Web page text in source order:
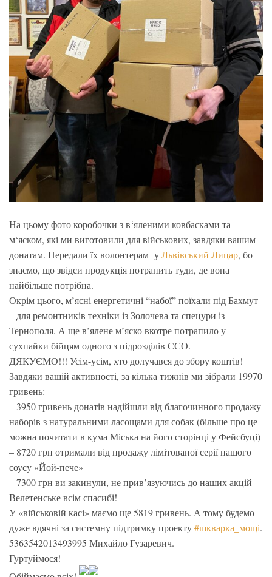
На цьому фото коробочки з в‘яленими ковбасками та
м‘яском, які ми виготовили для військових, завдяки вашим
донатам. Передали їх волонтерам уЛьвівський Лицар, бо
знаємо, що звідси продукція потрапить туди, де вона
найбільше потрібна.
Окрім цього, м’ясні енергетичні “набої” поїхали під Бахмут
– для ремонтників техніки із Золочева та спецури із
Тернополя. А ще в’ялене м’яско вкотре потрапило у
сухпайки бійцям одного з підрозділів ССО.
ДЯКУЄМО!!! Усім-усім, хто долучався до збору коштів!
Завдяки вашій активності, за кілька тижнів ми зібрали 19970
гривень:
– 3950 гривень донатів надійшли від благочинного продажу
наборів з натуральними ласощами для собак (більше про це
можна почитати в кума Міська на його сторінці у Фейсбуці)
– 8720 грн отримали від продажу лімітованої серії нашого
соусу «Йой-пече»
– 7300 грн ви закинули, не прив’язуючись до наших акцій
Велетенське всім спасибі!
У «військовій касі» маємо ще 5819 гривень. А тому будемо
дуже вдячні за системну підтримку проекту#шкварка_мощі.
5363542013493995 Михайло Гузаревич.
Гуртуймося!